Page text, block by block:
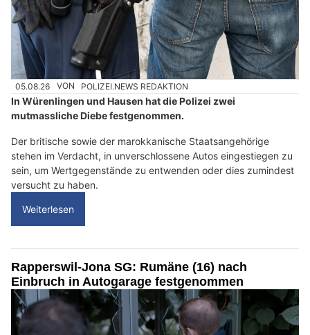
05.08.26 VON POLIZEI.NEWS REDAKTION
In Würenlingen und Hausen hat die Polizei zwei
mutmassliche Diebe festgenommen.
Der britische sowie der marokkanische Staatsangehörige
stehen im Verdacht, in unverschlossene Autos eingestiegen zu
sein, um Wertgegenstände zu entwenden oder dies zumindest
versucht zu haben.
Weiterlesen
Rapperswil-Jona SG: Rumäne (16) nach
Einbruch in Autogarage festgenommen